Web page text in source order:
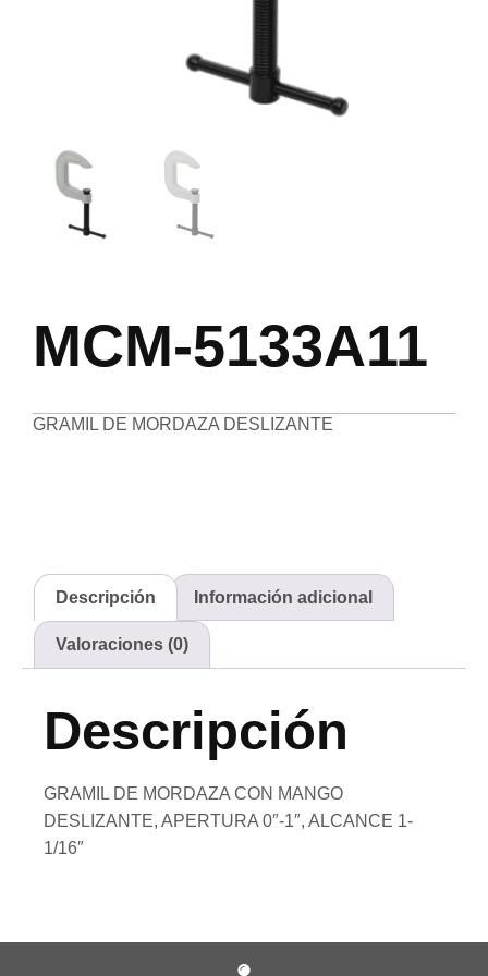
MCM-5133A11
GRAMIL DE MORDAZA DESLIZANTE
Descripción Información adicional
Valoraciones (0)
Descripción
GRAMIL DE MORDAZA CON MANGO
DESLIZANTE, APERTURA 0″-1″, ALCANCE 1-
1/16″